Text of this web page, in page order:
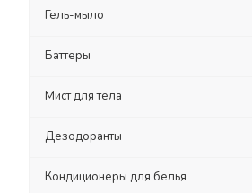
Гель-мыло
Баттеры
Мист для тела
Дезодоранты
Кондиционеры для белья